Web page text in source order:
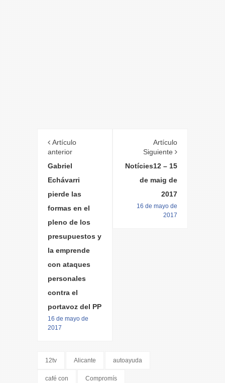
Artículo
anterior
Gabriel
Echávarri
pierde las
formas en el
pleno de los
presupuestos y
la emprende
con ataques
personales
contra el
portavoz del PP
16 de mayo de
2017
Artículo
Siguiente
Notícies12 – 15
de maig de
2017
16 de mayo de
2017
12tv Alicante autoayuda
café con Compromís